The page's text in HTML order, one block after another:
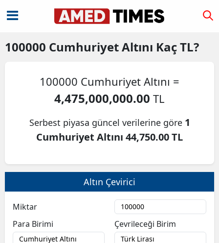
100000 Cumhuriyet Altını Kaç TL?
100000 Cumhuriyet Altını =
4,475,000,000.00 TL
Serbest piyasa güncel verilerine göre 1
Cumhuriyet Altını 44,750.00 TL
Altın Çevirici
Miktar
Para Birimi
Çevrileceği Birim